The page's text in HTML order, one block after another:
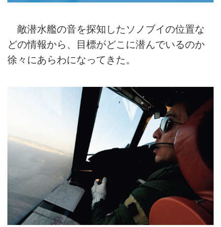
敵潜水艦の音を探知したソノブイの位置な
どの情報から、目標がどこに潜んでいるのか
徐々にあらわになってきた。